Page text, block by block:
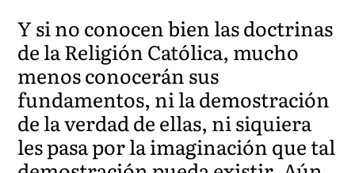
Y si no conocen bien las doctrinas
de la Religión Católica, mucho
menos conocerán sus
fundamentos, ni la demostración
de la verdad de ellas, ni siquiera
les pasa por la imaginación que tal